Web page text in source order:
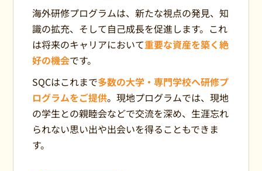
海外研修プログラムは、新たな視点の発見、知
識の拡充、そして自己成長を促進します。これ
は将来のキャリアにおいて重要な資産を築く絶
好の機会です。
SQCはこれまで多数の大学・専門学校へ研修プ
ログラムをご提供。現地プログラムでは、現地
の学生との親睦会などで交流を深め、生涯忘れ
られない思い出や出会いを得ることもできま
す。